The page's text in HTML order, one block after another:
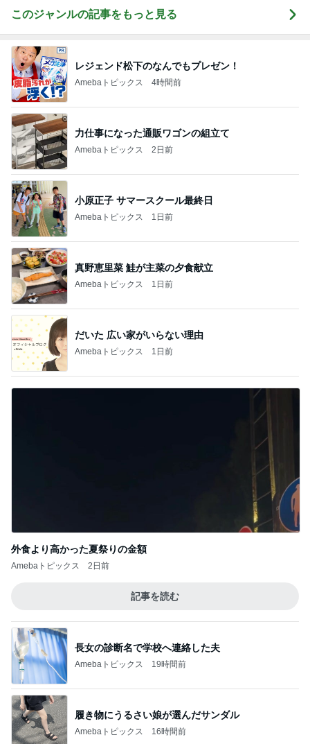
このジャンルの記事をもっと見る
レジェンド松下のなんでもプレゼン！
Amebaトピックス 4時間前
力仕事になった通販ワゴンの組立て
Amebaトピックス 2日前
小原正子 サマースクール最終日
Amebaトピックス 1日前
真野恵里菜 鮭が主菜の夕食献立
Amebaトピックス 1日前
だいた 広い家がいらない理由
Amebaトピックス 1日前
外食より高かった夏祭りの金額
Amebaトピックス 2日前
記事を読む
長女の診断名で学校へ連絡した夫
Amebaトピックス 19時間前
履き物にうるさい娘が選んだサンダル
Amebaトピックス 16時間前